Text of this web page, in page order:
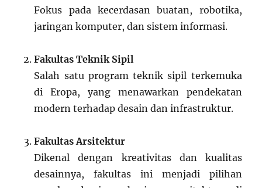
Fokus pada kecerdasan buatan, robotika,
jaringan komputer, dan sistem informasi.
Fakultas Teknik Sipil
Salah satu program teknik sipil terkemuka
di Eropa, yang menawarkan pendekatan
modern terhadap desain dan infrastruktur.
Fakultas Arsitektur
Dikenal dengan kreativitas dan kualitas
desainnya, fakultas ini menjadi pilihan